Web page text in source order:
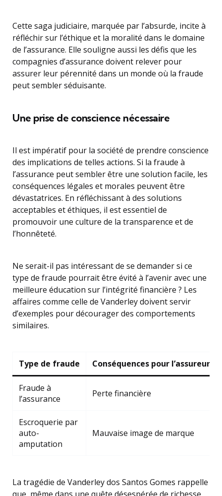
Cette saga judiciaire, marquée par l’absurde, incite à
réfléchir sur l’éthique et la moralité dans le domaine
de l’assurance. Elle souligne aussi les défis que les
compagnies d’assurance doivent relever pour
assurer leur pérennité dans un monde où la fraude
peut sembler séduisante.
Une prise de conscience nécessaire
Il est impératif pour la société de prendre conscience
des implications de telles actions. Si la fraude à
l’assurance peut sembler être une solution facile, les
conséquences légales et morales peuvent être
dévastatrices. En réfléchissant à des solutions
acceptables et éthiques, il est essentiel de
promouvoir une culture de la transparence et de
l’honnêteté.
Ne serait-il pas intéressant de se demander si ce
type de fraude pourrait être évité à l’avenir avec une
meilleure éducation sur l’intégrité financière ? Les
affaires comme celle de Vanderley doivent servir
d’exemples pour décourager des comportements
similaires.
Type de fraude Conséquences pour l’assureur
Fraude à
l’assurance
Perte financière
Escroquerie par
auto-
amputation
Mauvaise image de marque
La tragédie de Vanderley dos Santos Gomes rappelle